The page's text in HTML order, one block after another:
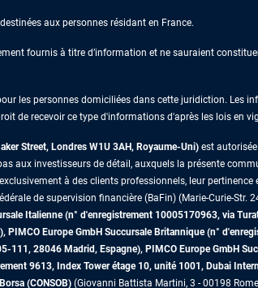
aux personnes résidant en France.
fournis à titre d’information et ne sauraient
les personnes domiciliées dans cette juridiction.
de recevoir ce type d'informations d'après les lois en
Street, Londres W1U 3AH, Royaume-Uni) est
aux investisseurs de détail, auxquels la présente
à des clients professionnels, leur
de supervision financière (BaFin) (Marie-Curie-
Italienne (n° d'enregistrement 10005170963, via
Europe GmbH Succursale Britannique (n°
111, 28046 Madrid, Espagne), PIMCO Europe GmbH
9613, Index Tower étage 10, unité 1001, Dubai
(CONSOB) (Giovanni Battista Martini, 3 - 00198